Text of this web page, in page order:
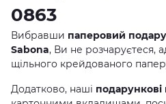
0863
Вибравши паперовий
Sabona, Ви не розчаруєтеся,
щільного крейдованого
Додатково, наші подарункові